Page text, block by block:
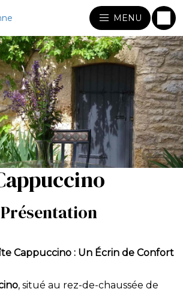
MENU
Présentation
Cappuccino : Un Écrin de Confort
, situé au rez-de-chaussée de